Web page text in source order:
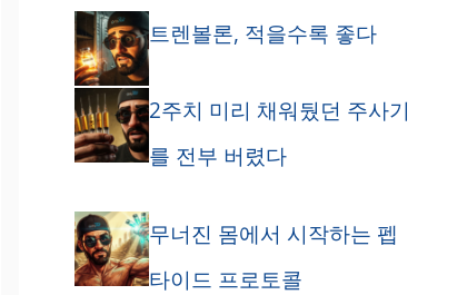
트렌볼론, 적을수록 좋다
2주치 미리 채워뒀던 주사기
를 전부 버렸다
무너진 몸에서 시작하는 펩
타이드 프로토콜